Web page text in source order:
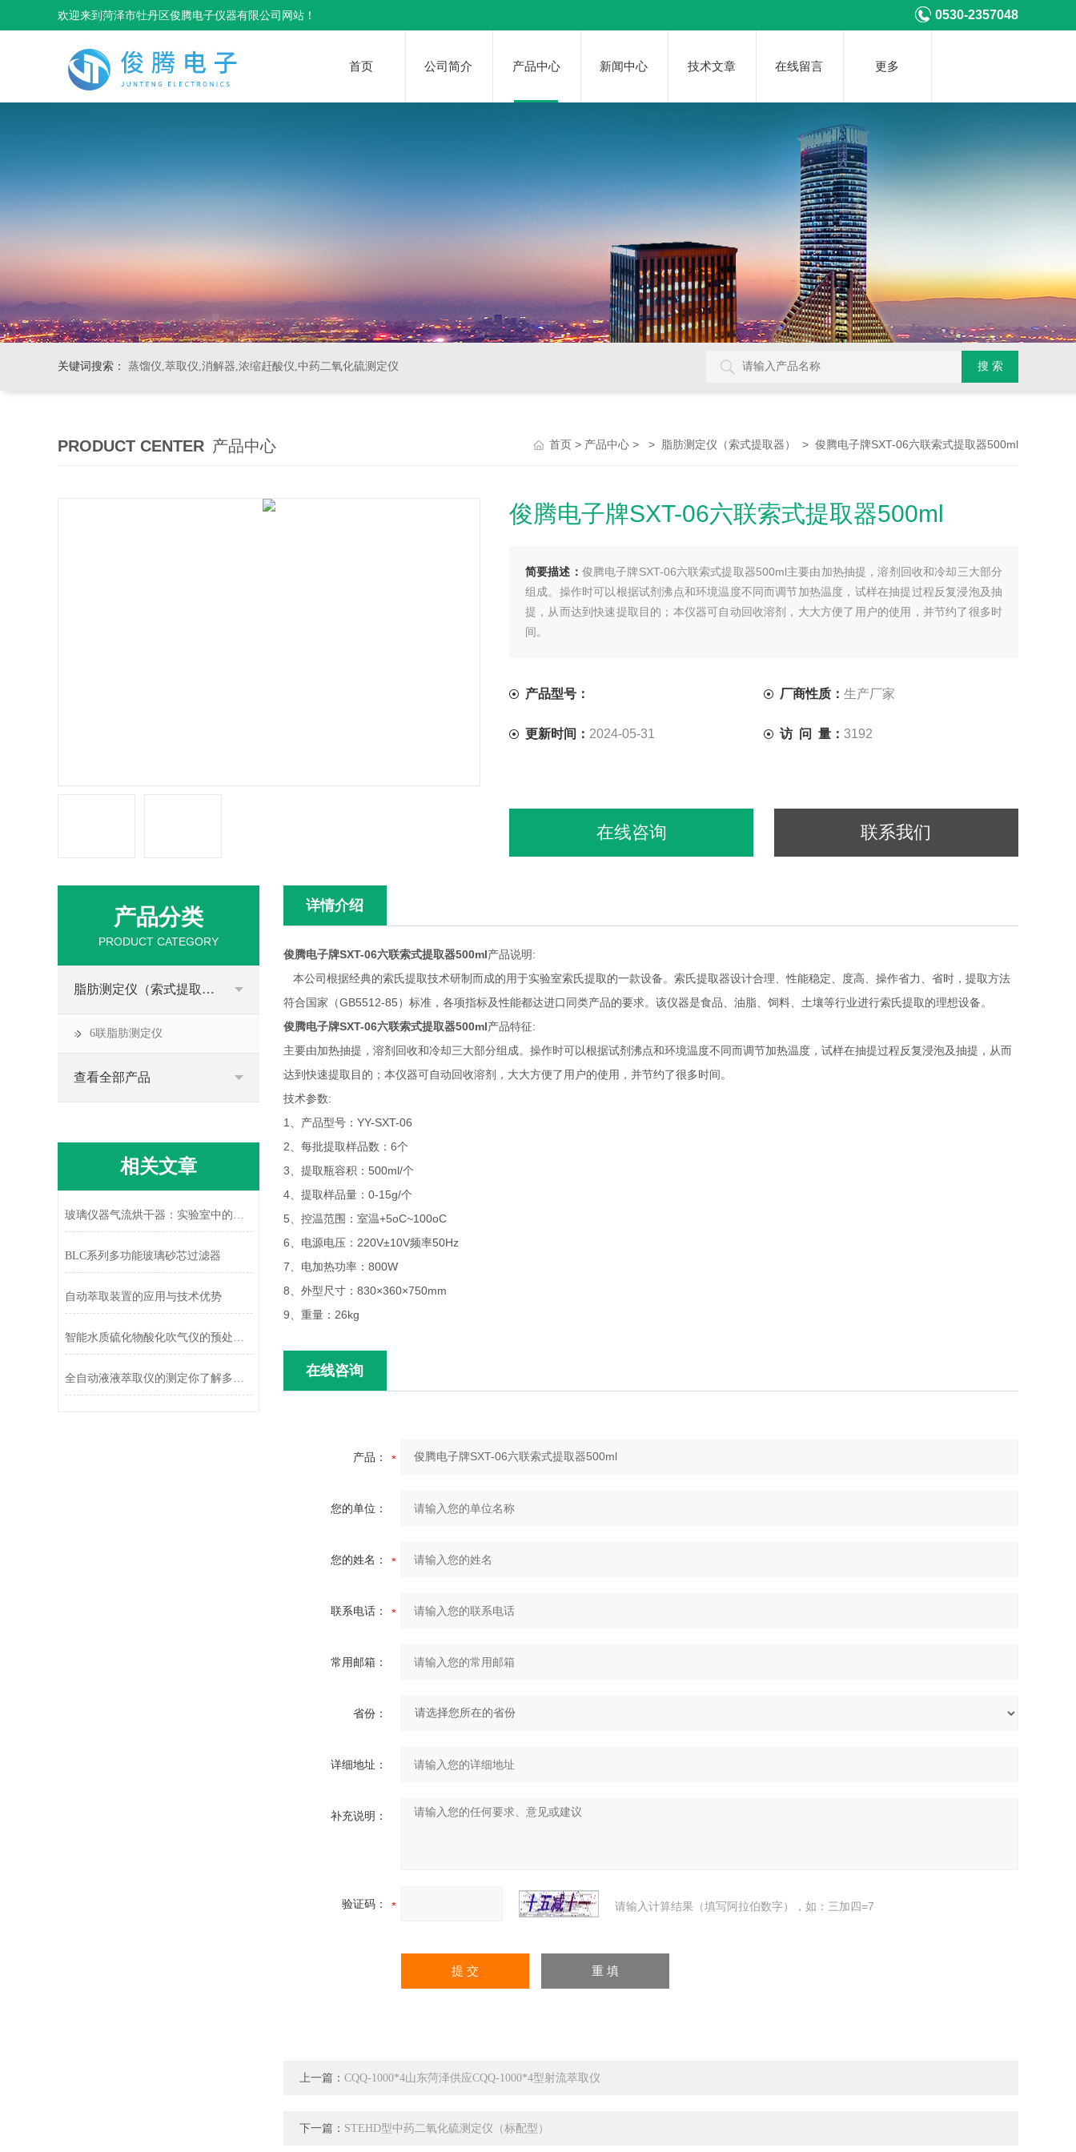
欢迎来到菏泽市牡丹区俊腾电子仪器有限公司网站！ 0530-2357048
首页 公司简介 产品中心 新闻中心 技术文章 在线留言 更多
关键词搜索： 蒸馏仪,萃取仪,消解器,浓缩赶酸仪,中药二氧化硫测定仪
PRODUCT CENTER 产品中心 首页 > 产品中心 > > 脂肪测定仪（索式提取器） > 俊腾电子牌SXT-06六联索式提取器500ml
俊腾电子牌SXT-06六联索式提取器500ml
简要描述： 俊腾电子牌SXT-06六联索式提取器500ml主要由加热抽提，溶剂回收和冷却三大部分
组成。操作时可以根据试剂沸点和环境温度不同而调节加热温度，试样在抽提过程反复浸泡及抽
提，从而达到快速提取目的；本仪器可自动回收溶剂，大大方便了用户的使用，并节约了很多时
间。
产品型号： 厂商性质： 生产厂家
更新时间： 2024-05-31 访 问 量： 3192
在线咨询 联系我们
详情介绍
俊腾电子牌SXT-06六联索式提取器500ml产品说明:
本公司根据经典的索氏提取技术研制而成的用于实验室索氏提取的一款设备。索氏提取器设计合理、性能稳定、度高、操作省力、省时，提取方法
符合国家（GB5512-85）标准，各项指标及性能都达进口同类产品的要求。该仪器是食品、油脂、饲料、土壤等行业进行索氏提取的理想设备。
俊腾电子牌SXT-06六联索式提取器500ml产品特征:
主要由加热抽提，溶剂回收和冷却三大部分组成。操作时可以根据试剂沸点和环境温度不同而调节加热温度，试样在抽提过程反复浸泡及抽提，从而
达到快速提取目的；本仪器可自动回收溶剂，大大方便了用户的使用，并节约了很多时间。
技术参数:
1、产品型号：YY-SXT-06
2、每批提取样品数：6个
3、提取瓶容积：500ml/个
4、提取样品量：0-15g/个
5、控温范围：室温+5oC~100oC
6、电源电压：220V±10V频率50Hz
7、电加热功率：800W
8、外型尺寸：830×360×750mm
9、重量：26kg
在线咨询
产品：
您的单位：
您的姓名：
联系电话：
常用邮箱：
省份：
详细地址：
补充说明：
验证码： 请输入计算结果（填写阿拉伯数字），如：三加四=7
上一篇： CQQ-1000*4山东菏泽供应CQQ-1000*4型射流萃取仪
下一篇： STEHD型中药二氧化硫测定仪（标配型）
产品分类
PRODUCT CATEGORY
脂肪测定仪（索式提取器）
6联脂肪测定仪
查看全部产品
相关文章
玻璃仪器气流烘干器：实验室中的快速干燥助手
BLC系列多功能玻璃砂芯过滤器
自动萃取装置的应用与技术优势
智能水质硫化物酸化吹气仪的预处理装置及条件的选择
全自动液液萃取仪的测定你了解多少？